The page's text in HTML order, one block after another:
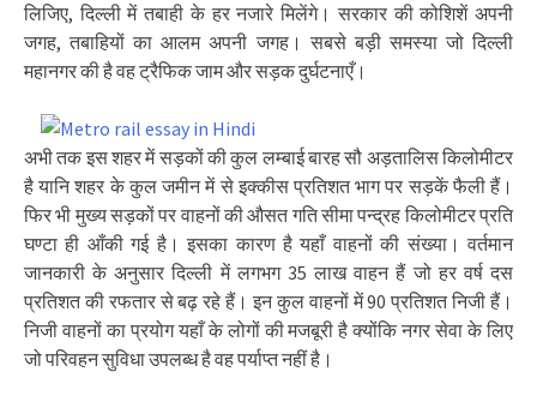
लिजिए, दिल्ली में तबाही के हर नजारे मिलेंगे। सरकार की कोशिशें अपनी
जगह, तबाहियों का आलम अपनी जगह। सबसे बड़ी समस्या जो दिल्ली
महानगर की है वह ट्रैफिक जाम और सड़क दुर्घटनाएँ।
अभी तक इस शहर में सड़कों की कुल लम्बाई बारह सौ अड़तालिस किलोमीटर
है यानि शहर के कुल जमीन में से इक्कीस प्रतिशत भाग पर सड़कें फैली हैं।
फिर भी मुख्य सड़कों पर वाहनों की औसत गति सीमा पन्द्रह किलोमीटर प्रति
घण्टा ही आँकी गई है। इसका कारण है यहाँ वाहनों की संख्या। वर्तमान
जानकारी के अनुसार दिल्ली में लगभग 35 लाख वाहन हैं जो हर वर्ष दस
प्रतिशत की रफतार से बढ़ रहे हैं। इन कुल वाहनों में 90 प्रतिशत निजी हैं।
निजी वाहनों का प्रयोग यहाँ के लोगों की मजबूरी है क्योंकि नगर सेवा के लिए
जो परिवहन सुविधा उपलब्ध है वह पर्याप्त नहीं है।